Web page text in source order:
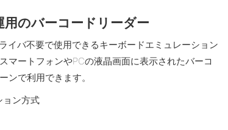
のバーコードリーダー
イバ不要で使用できるキーボードエミュレーション
マートフォンやPCの液晶画面に表示されたバーコ
ンで利用できます。
ョン方式